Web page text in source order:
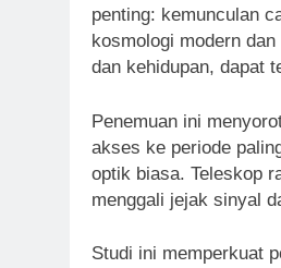
penting: kemunculan
kosmologi modern
dan kehidupan, dapat
Penemuan ini
akses ke periode
optik biasa. Teleskop
menggali jejak sinyal
Studi ini memperkuat